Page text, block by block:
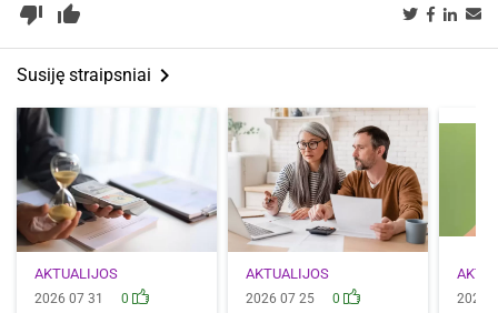
thumb_up_alt
thumb_down_alt
Susiję straipsniai keyboard_arrow_right
AKTUALIJOS
2026 07 31 0
AKTUALIJOS
2026 07 25 0 2026